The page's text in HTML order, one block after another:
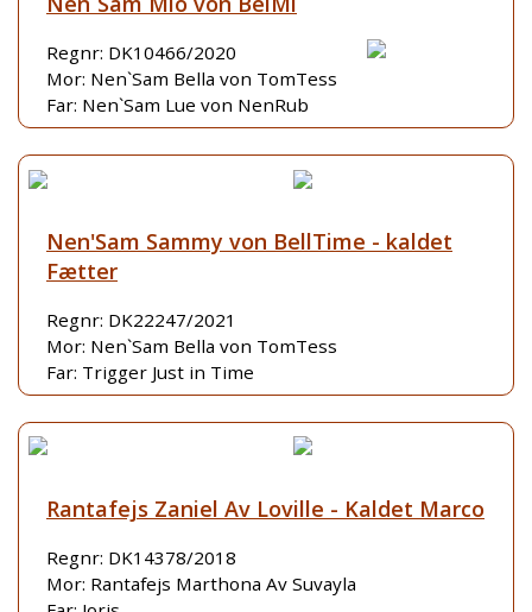
Regnr: DK10466/2020
Mor: Nen`Sam Bella von TomTess
Far: Nen`Sam Lue von NenRub
Nen'Sam Sammy von BellTime - kaldet
Fætter
Regnr: DK22247/2021
Mor: Nen`Sam Bella von TomTess
Far: Trigger Just in Time
Rantafejs Zaniel Av Loville - Kaldet Marco
Regnr: DK14378/2018
Mor: Rantafejs Marthona Av Suvayla